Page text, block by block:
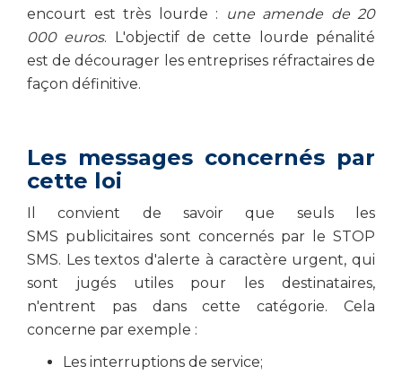
encourt est très lourde :
une amende de 20
000 euros. L'objectif de cette lourde pénalité
est de décourager les entreprises réfractaires de
façon définitive.
Les messages concernés par
cette loi
Il convient de savoir que seuls les
SMS publicitaires sont concernés par le STOP
SMS. Les textos d'alerte à caractère urgent, qui
sont jugés utiles pour les destinataires,
n'entrent pas dans cette catégorie. Cela
concerne par exemple :
Les interruptions de service;